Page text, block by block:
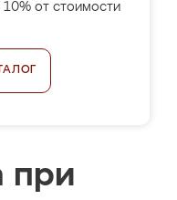
от стоимости
при